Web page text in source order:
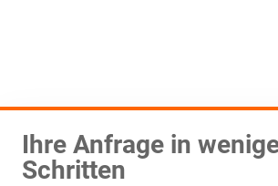
Ihre Anfrage in
Schritten